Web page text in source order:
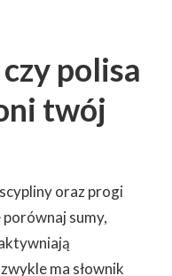
polisa
twój
oraz progi
sumy,
ma słownik